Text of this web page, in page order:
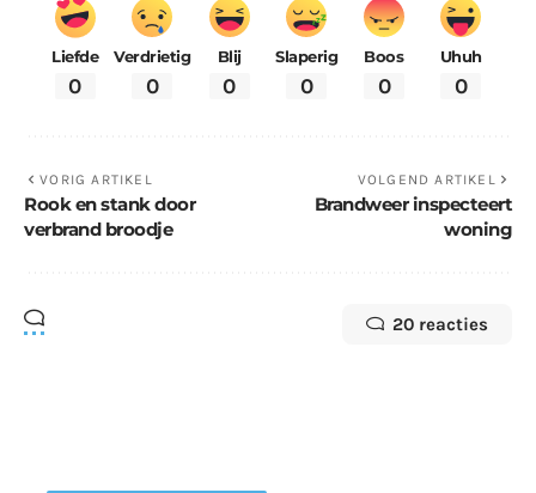
Liefde
0
Verdrietig
0
Blij
0
Slaperig
0
Boos
0
Uhuh
0
VORIG ARTIKEL
Rook en stank door
verbrand broodje
VOLGEND ARTIKEL
Brandweer inspecteert
woning
20 reacties